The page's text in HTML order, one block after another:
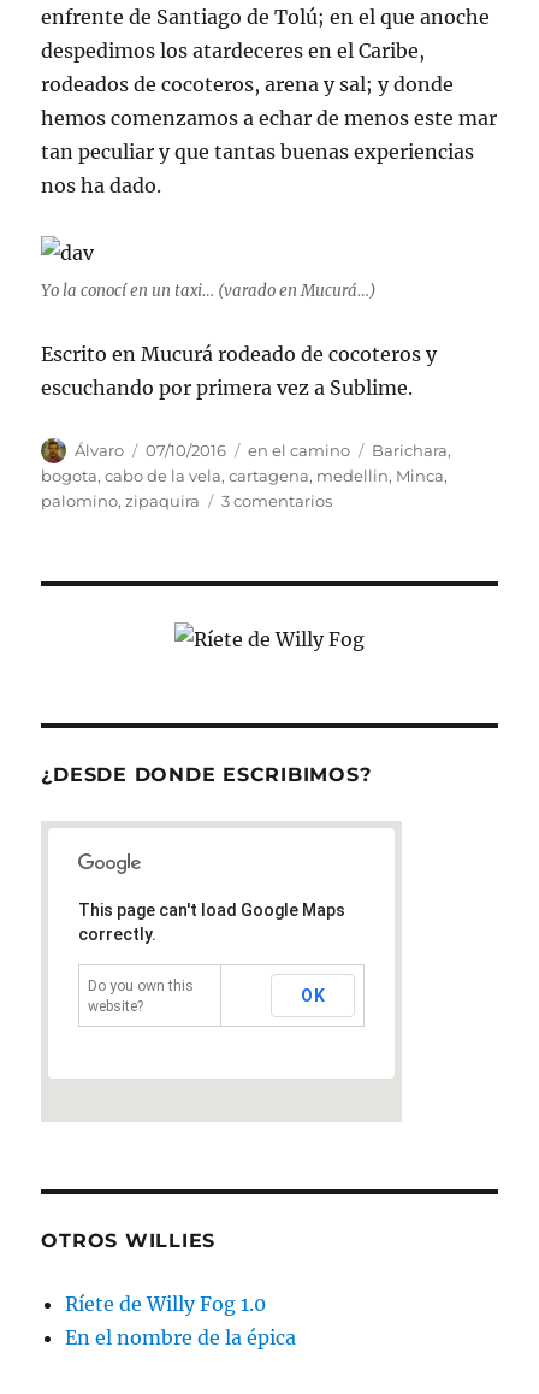
enfrente de Santiago de Tolú; en el que anoche
despedimos los atardeceres en el Caribe,
rodeados de cocoteros, arena y sal; y donde
hemos comenzamos a echar de menos este mar
tan peculiar y que tantas buenas experiencias
nos ha dado.
Yo la conocí en un taxi… (varado en Mucurá…)
Escrito en Mucurá rodeado de cocoteros y
escuchando por primera vez a Sublime.
Autor
Álvaro
Publicado
el
07/10/2016 Categorías
en el camino Etiquetas
Barichara,
bogota,cabo de la vela,cartagena, medellin, Minca,
palomino,zipaquira 3 comentariosen
¿DESDE DONDE ESCRIBIMOS?
This page can't load Google Maps
correctly.
Do you own this
website?
OK
OTROS WILLIES
Ríete de Willy Fog 1.0
En el nombre de la épica